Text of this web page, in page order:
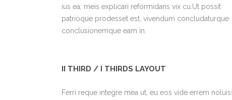
ius ea, meis explicari reformidans vix cu.Ut possit
patrioque prodesset est, vivendum concludaturque
conclusionemque eam in.
II THIRD / I THIRDS LAYOUT
Ferri reque integre mea ut, eu eos vide errem